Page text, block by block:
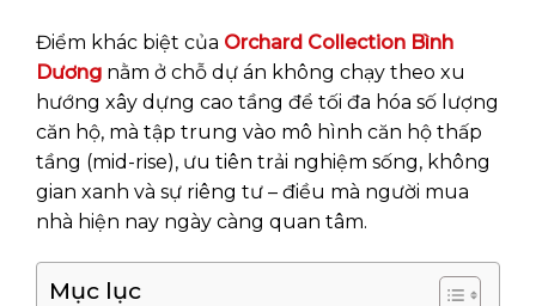
Điểm khác biệt của Orchard Collection Bình
Dương nằm ở chỗ dự án không chạy theo xu
hướng xây dựng cao tầng để tối đa hóa số lượng
căn hộ, mà tập trung vào mô hình căn hộ thấp
tầng (mid-rise), ưu tiên trải nghiệm sống, không
gian xanh và sự riêng tư – điều mà người mua
nhà hiện nay ngày càng quan tâm.
Mục lục